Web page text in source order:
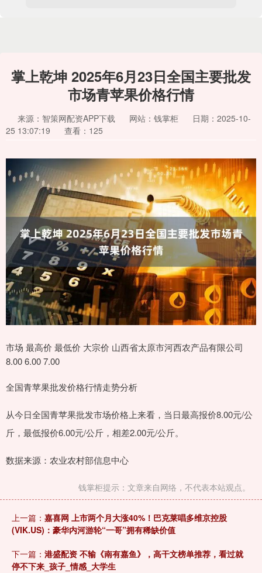
掌上乾坤 2025年6月23日全国主要批发
市场青苹果价格行情
来源：智策网配资APP下载 网站：钱掌柜
日期：2025-10-
25 13:07:19
查看：125
市场 最高价 最低价 大宗价 山西省太原市河西农产品有限公司
8.00 6.00 7.00
全国青苹果批发价格行情走势分析
从今日全国青苹果批发市场价格上来看，当日最高报价8.00元/公
斤，最低报价6.00元/公斤，相差2.00元/公斤。
数据来源：农业农村部信息中心
钱掌柜提示：文章来自网络，不代表本站观点。
上一篇： 嘉喜网 上市两个月大涨40%！巴克莱唱多维京控股
(VIK.US)：豪华内河游轮“一哥”拥有稀缺价值
下一篇： 港盛配资 不输《南有嘉鱼》，高干文榜单推荐，看过就
停不下来_孩子_情感_大学生